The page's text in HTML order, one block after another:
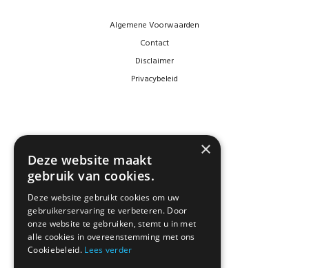
Algemene Voorwaarden
Contact
Disclaimer
Privacybeleid
NEWSLETTER
Blijf op de hoogte
×
Deze website maakt
gebruik van cookies.
Deze website gebruikt cookies om uw
gebruikerservaring te verbeteren. Door
onze website te gebruiken, stemt u in met
alle cookies in overeenstemming met ons
Cookiebeleid. Lees verder